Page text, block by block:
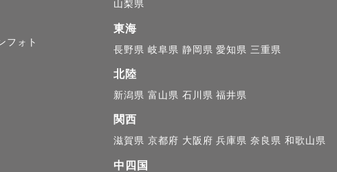
🤰マタニティ・ニューボーン
新しい家族を迎える特別な時間を、優しい雰囲気で残
婚活・宣材写真、企業様の広告・プロフィール写真、
件などの空間写真も多数の実績がございます。
フォト
山梨県
東海
長野県 岐阜県 静岡県 愛知県 三重県
北陸
新潟県 富山県 石川県 福井県
関西
滋賀県 京都府 大阪府 兵庫県 奈良県 和歌山県
中四国